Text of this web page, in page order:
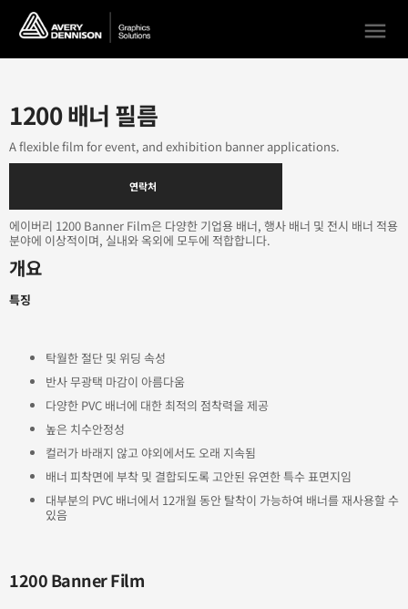
menu
1200 배너 필름
A flexible film for event, and exhibition banner applications.
연락처
에이버리 1200 Banner Film은 다양한 기업용 배너, 행사 배너 및 전시 배너 적용
분야에 이상적이며, 실내와 옥외에 모두에 적합합니다.
개요
특징
탁월한 절단 및 위딩 속성
반사 무광택 마감이 아름다움
다양한 PVC 배너에 대한 최적의 점착력을 제공
높은 치수안정성
컬러가 바래지 않고 야외에서도 오래 지속됨
배너 피착면에 부착 및 결합되도록 고안된 유연한 특수 표면지임
대부분의 PVC 배너에서 12개월 동안 탈착이 가능하여 배너를 재사용할 수
있음
1200 Banner Film